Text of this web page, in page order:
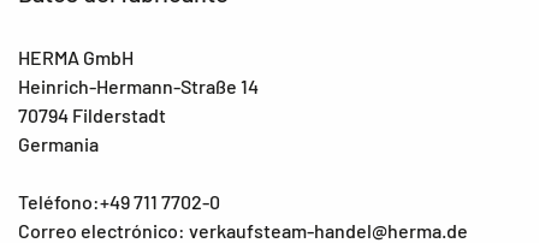
HERMA GmbH
Heinrich-Hermann-Straße 14
70794 Filderstadt
Germania
Teléfono:+49 711 7702-0
Correo electrónico: verkaufsteam-handel@herma.de